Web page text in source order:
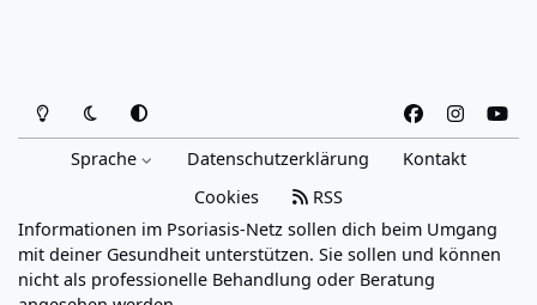
Heller ModusDunkler Modus
Systemeinstellung
a
b
o
o
n
s
a
g
o
u
b
Sprache Datenschutzerklärung
Kontakt
Cookies
RSS
Informationen im Psoriasis-Netz sollen dich beim Umgang
mit deiner Gesundheit unterstützen. Sie sollen und können
nicht als professionelle Behandlung oder Beratung